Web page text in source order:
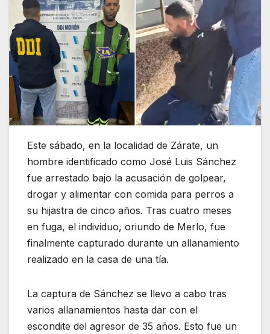
Este sábado, en la localidad de Zárate, un
hombre identificado como José Luis Sánchez
fue arrestado bajo la acusación de golpear,
drogar y alimentar con comida para perros a
su hijastra de cinco años. Tras cuatro meses
en fuga, el individuo, oriundo de Merlo, fue
finalmente capturado durante un allanamiento
realizado en la casa de una tía.
La captura de Sánchez se llevo a cabo tras
varios allanamientos hasta dar con el
escondite del agresor de 35 años. Esto fue un